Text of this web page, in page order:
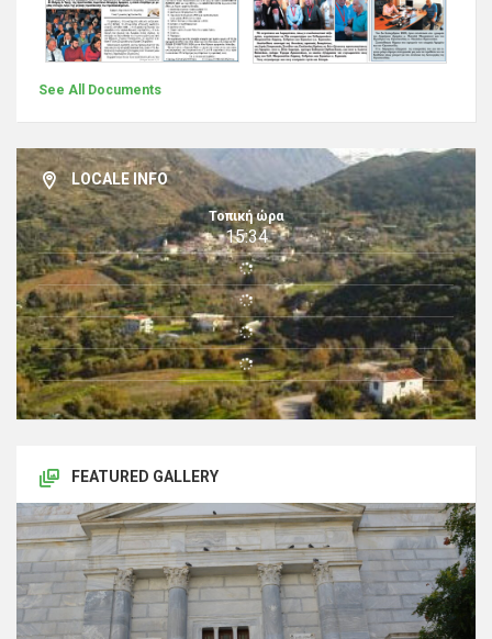
See All Documents
LOCALE INFO
Τοπική ώρα
15:34
FEATURED GALLERY